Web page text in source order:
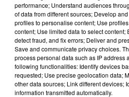
LE MAGASIN JOUÉCLUB
SES PORTES
C'était l'une des institutions
rémois. Le magasin
fermer ses portes.
TITRES DIFFUSÉS
performance; Understand audiences
of data from different sources; Develop
profiles to personalise content; Use
content; Use limited data to select content;
detect fraud, and fix errors; Deliver and
Save and communicate privacy choices.
process personal data such as IP address
following functionalities: Identify devices
requested; Use precise geolocation data;
other data sources; Link different devices;
information transmitted automatically.